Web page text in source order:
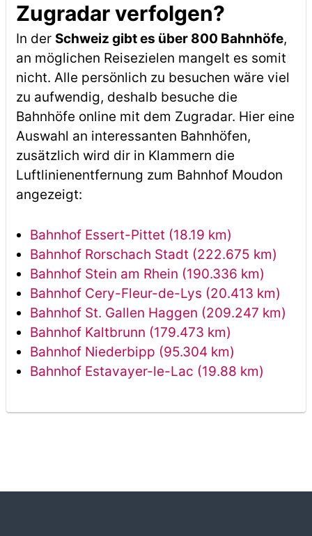
Zugradar verfolgen?
In der Schweiz gibt es über 800 Bahnhöfe,
an möglichen Reisezielen mangelt es somit
nicht. Alle persönlich zu besuchen wäre viel
zu aufwendig, deshalb besuche die
Bahnhöfe online mit dem Zugradar. Hier eine
Auswahl an interessanten Bahnhöfen,
zusätzlich wird dir in Klammern die
Luftlinienentfernung zum Bahnhof Moudon
angezeigt:
Bahnhof Essert-Pittet (18.19 km)
Bahnhof Rorschach Stadt (222.675 km)
Bahnhof Stein am Rhein (190.336 km)
Bahnhof Cery-Fleur-de-Lys (20.413 km)
Bahnhof St. Gallen Haggen (209.247 km)
Bahnhof Kaltbrunn (179.473 km)
Bahnhof Niederbipp (95.304 km)
Bahnhof Estavayer-le-Lac (19.88 km)